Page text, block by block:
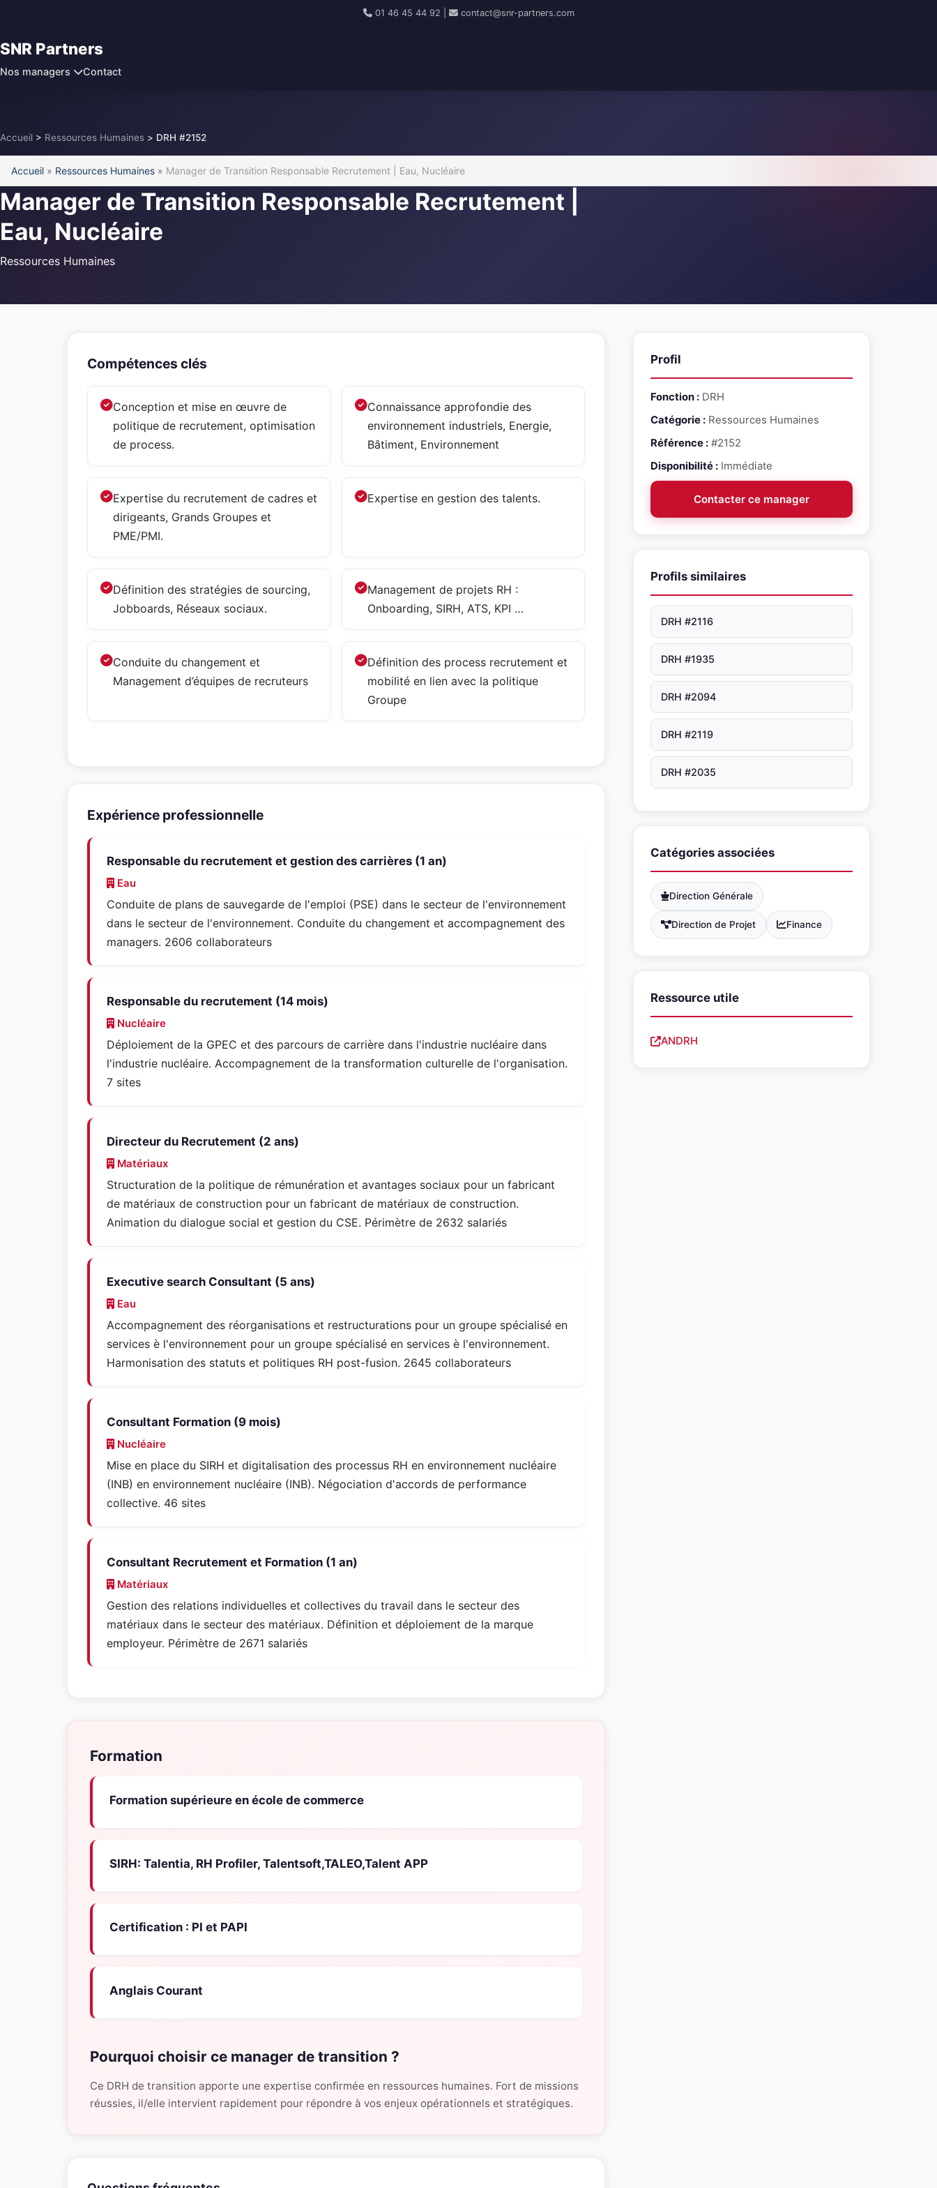
01 46 45 44 92 contact@snr-partners.com
SNR Partners
Nos managers Contact
Accueil > Ressources Humaines > DRH #2152
Accueil » Ressources Humaines » Manager de Transition Responsable Recrutement | Eau, Nucléaire
Manager de Transition Responsable Recrutement |
Eau, Nucléaire
Ressources Humaines
Compétences clés
Conception et mise en œuvre de
politique de recrutement, optimisation
de process.
Connaissance approfondie des
environnement industriels, Energie,
Bâtiment, Environnement
Expertise du recrutement de cadres et
dirigeants, Grands Groupes et
PME/PMI.
Expertise en gestion des talents.
Définition des stratégies de sourcing,
Jobboards, Réseaux sociaux.
Management de projets RH :
Onboarding, SIRH, ATS, KPI …
Conduite du changement et
Management d’équipes de recruteurs
Définition des process recrutement et
mobilité en lien avec la politique
Groupe
Expérience professionnelle
Responsable du recrutement et gestion des carrières (1 an)
Eau
Conduite de plans de sauvegarde de l'emploi (PSE) dans le secteur de l'environnement
dans le secteur de l'environnement. Conduite du changement et accompagnement des
managers. 2606 collaborateurs
Responsable du recrutement (14 mois)
Nucléaire
Déploiement de la GPEC et des parcours de carrière dans l'industrie nucléaire dans
l'industrie nucléaire. Accompagnement de la transformation culturelle de l'organisation.
7 sites
Directeur du Recrutement (2 ans)
Matériaux
Structuration de la politique de rémunération et avantages sociaux pour un fabricant
de matériaux de construction pour un fabricant de matériaux de construction.
Animation du dialogue social et gestion du CSE. Périmètre de 2632 salariés
Executive search Consultant (5 ans)
Eau
Accompagnement des réorganisations et restructurations pour un groupe spécialisé en
services è l'environnement pour un groupe spécialisé en services è l'environnement.
Harmonisation des statuts et politiques RH post-fusion. 2645 collaborateurs
Consultant Formation (9 mois)
Nucléaire
Mise en place du SIRH et digitalisation des processus RH en environnement nucléaire
(INB) en environnement nucléaire (INB). Négociation d'accords de performance
collective. 46 sites
Consultant Recrutement et Formation (1 an)
Matériaux
Gestion des relations individuelles et collectives du travail dans le secteur des
matériaux dans le secteur des matériaux. Définition et déploiement de la marque
employeur. Périmètre de 2671 salariés
Formation
Formation supérieure en école de commerce
SIRH: Talentia, RH Profiler, Talentsoft,TALEO,Talent APP
Certification : PI et PAPI
Anglais Courant
Pourquoi choisir ce manager de transition ?
Ce DRH de transition apporte une expertise confirmée en ressources humaines. Fort de missions
réussies, il/elle intervient rapidement pour répondre à vos enjeux opérationnels et stratégiques.
Profil
Fonction : DRH
Catégorie : Ressources Humaines
Référence : #2152
Disponibilité : Immédiate
Contacter ce manager
Profils similaires
DRH #2116
DRH #1935
DRH #2094
DRH #2119
DRH #2035
Catégories associées
Direction Générale
Direction de Projet Finance
Ressource utile
ANDRH